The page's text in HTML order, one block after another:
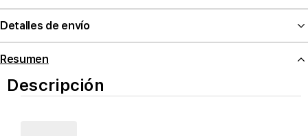
Detalles de envío
Resumen
Descripción